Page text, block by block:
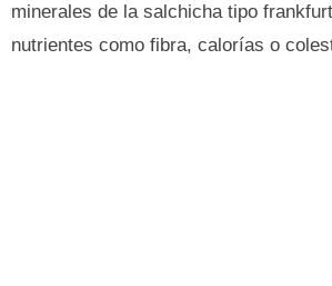
minerales de la salchicha tipo
nutrientes como fibra, calorías o